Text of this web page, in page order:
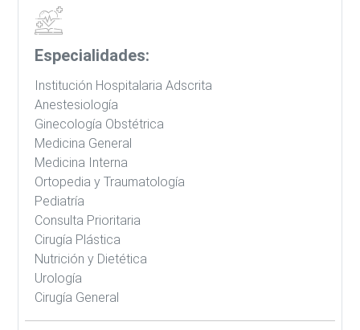
Especialidades:
Institución Hospitalaria Adscrita
Anestesiología
Ginecología Obstétrica
Medicina General
Medicina Interna
Ortopedia y Traumatología
Pediatría
Consulta Prioritaria
Cirugía Plástica
Nutrición y Dietética
Urología
Cirugía General